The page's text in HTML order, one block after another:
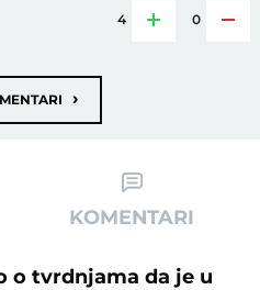
4 0
›
KOMENTARI
o tvrdnjama da je u